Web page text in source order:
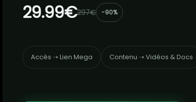
29.99€297€ -90%
Accès ➝ Lien Mega Contenu ➝ Vidéos & Docs